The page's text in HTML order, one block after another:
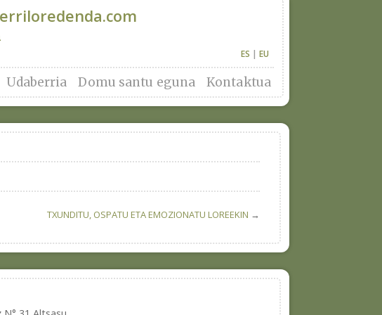
ES | EU
Udaberria Domu santu eguna Kontaktua
TXUNDITU, OSPATU ETA EMOZIONATU LOREEKIN →